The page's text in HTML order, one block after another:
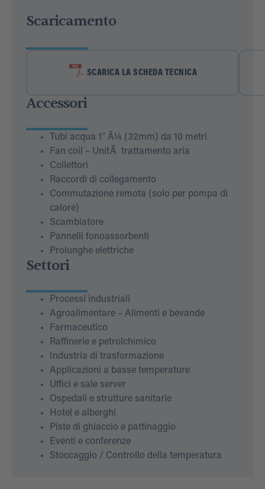
Scaricamento
SCARICA LA SCHEDA TECNICA
Accessori
Tubi acqua 1″ Â¼ (32mm) da 10 metri
Fan coil – UnitÃ trattamento aria
Collettori
Raccordi di collegamento
Commutazione remota (solo per pompa di
calore)
Scambiatore
Pannelli fonoassorbenti
Prolunghe elettriche
Settori
Processi industriali
Agroalimentare – Alimenti e bevande
Farmaceutico
Raffinerie e petrolchimico
Industria di trasformazione
Applicazioni a basse temperature
Uffici e sale server
Ospedali e strutture sanitarie
Hotel e alberghi
Piste di ghiaccio e pattinaggio
Eventi e conferenze
Stoccaggio / Controllo della temperatura